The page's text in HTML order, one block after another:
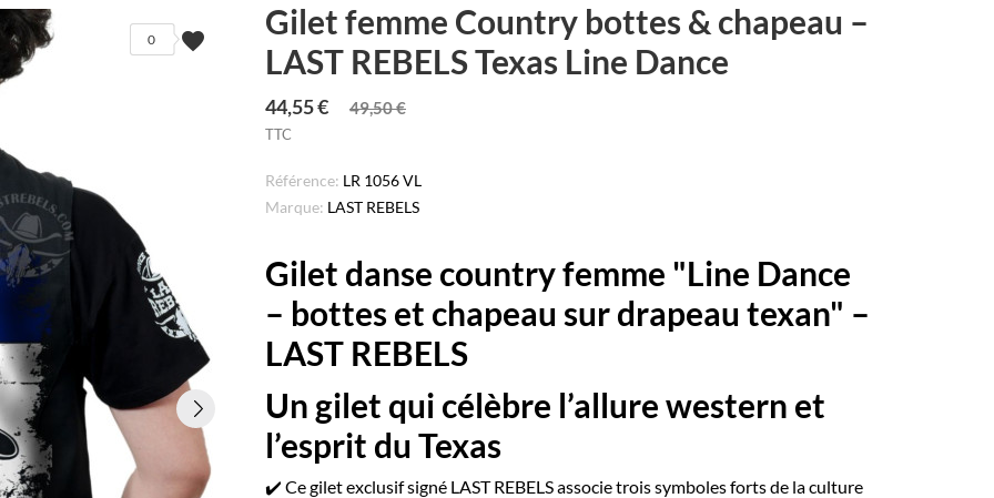
favorite
0
Gilet femme Country bottes & chapeau –
LAST REBELS Texas Line Dance
44,55 € 49,50 €
TTC
Référence: LR 1056 VL
Marque: LAST REBELS
Gilet danse country femme "Line Dance
– bottes et chapeau sur drapeau texan" –
LAST REBELS
Un gilet qui célèbre l’allure western et
l’esprit du Texas
✔️ Ce gilet exclusif signé LAST REBELS associe trois symboles forts de la culture